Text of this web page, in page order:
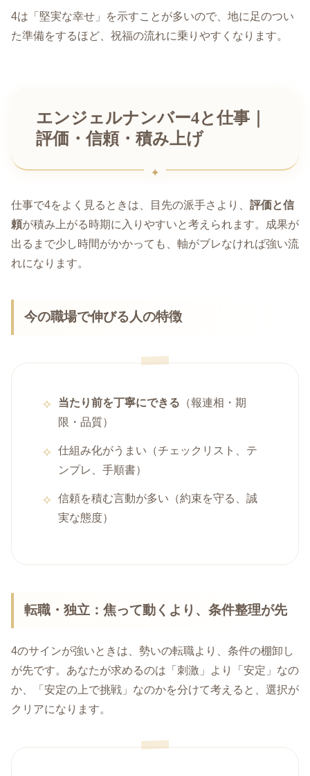
4は「堅実な幸せ」を示すことが多いので、地に足のつい
た準備をするほど、祝福の流れに乗りやすくなります。
エンジェルナンバー4と仕事｜
評価・信頼・積み上げ
仕事で4をよく見るときは、目先の派手さより、 評価と信
頼が積み上がる時期に入りやすいと考えられます。成果が
出るまで少し時間がかかっても、軸がブレなければ強い流
れになります。
今の職場で伸びる人の特徴
当たり前を丁寧にできる （報連相・期
限・品質）
仕組み化がうまい（チェックリスト、テ
ンプレ、手順書）
信頼を積む言動が多い（約束を守る、誠
実な態度）
転職・独立：焦って動くより、条件整理が先
4のサインが強いときは、勢いの転職より、条件の棚卸し
が先です。あなたが求めるのは「刺激」より「安定」なの
か、「安定の上で挑戦」なのかを分けて考えると、選択が
クリアになります。